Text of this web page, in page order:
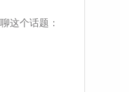
这个话题：